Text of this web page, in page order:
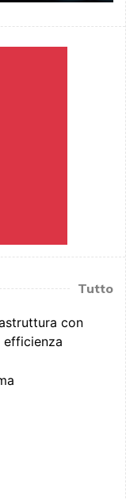
Tutto
con
efficienza